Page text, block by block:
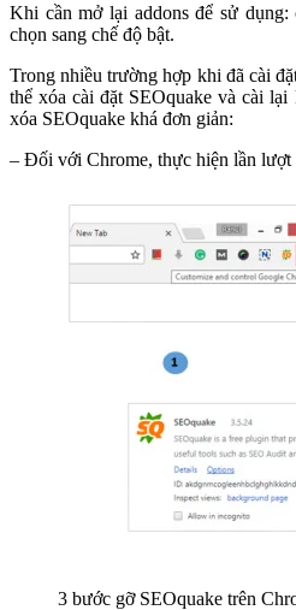
Khi cần mở lại addons để sử
chọn sang chế độ bật.
Trong nhiều trường hợp khi đã cài
thể xóa cài đặt SEOquake và cài
xóa SEOquake khá đơn giản:
– Đối với Chrome, thực hiện lần lượt
3 bước gỡ SEOquake trên